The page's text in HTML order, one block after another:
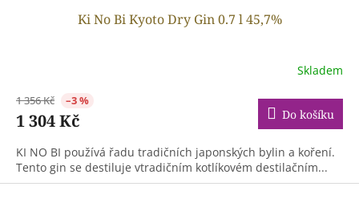
Ki No Bi Kyoto Dry Gin 0.7 l 45,7%
Skladem
1 356 Kč –3 %
1 304 Kč Do košíku
KI NO BI používá řadu tradičních japonských bylin a koření.
Tento gin se destiluje vtradičním kotlíkovém destilačním...
Z